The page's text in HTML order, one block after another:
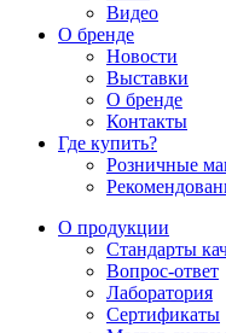
Видео
О бренде
Новости
Выставки
О бренде
Контакты
Где купить?
Розничные
О продукции
Стандарты
Вопрос-ответ
Лаборатория
Сертификаты